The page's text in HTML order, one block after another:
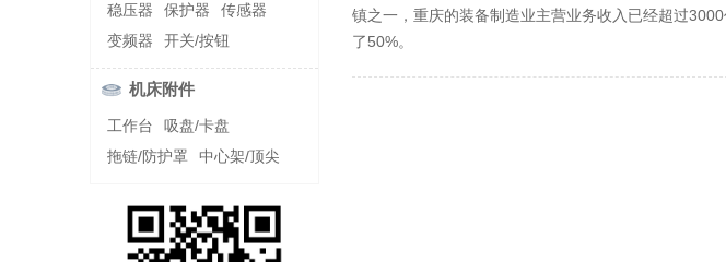
稳压器 保护器
传感器
变频器
开关/按钮
机床附件
工作台
吸盘/卡盘
拖链/防护罩
中心架/顶尖
镇之一，重庆的装备制造业主营业务收入已经超过
了50%。